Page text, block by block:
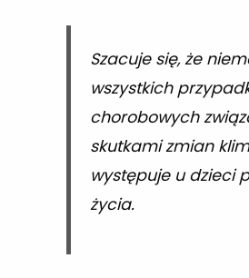
Szacuje się, że
wszystkich
chorobowych
skutkami zmian
występuje u dzieci
życia.